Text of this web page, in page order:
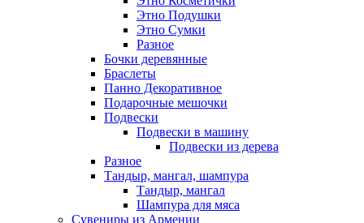
Этно Подушки
Этно Сумки
Разное
Бочки деревянные
Браслеты
Панно Декоративное
Подарочные мешочки
Подвески
Подвески в машину
Подвески из дерева
Разное
Тандыр, мангал, шампура
Тандыр, мангал
Шампура для мяса
Сувениры из Армении